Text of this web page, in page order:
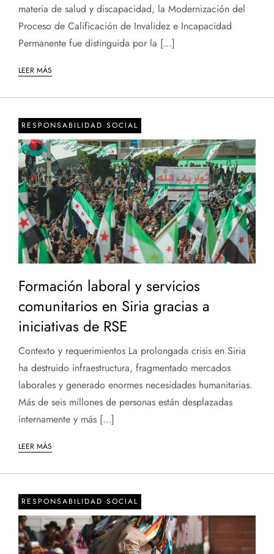
materia de salud y discapacidad, la Modernización del
Proceso de Calificación de Invalidez e Incapacidad
Permanente fue distinguida por la […]
LEER MÁS
RESPONSABILIDAD SOCIAL
Formación laboral y servicios
comunitarios en Siria gracias a
iniciativas de RSE
Contexto y requerimientos La prolongada crisis en Siria
ha destruido infraestructura, fragmentado mercados
laborales y generado enormes necesidades humanitarias.
Más de seis millones de personas están desplazadas
internamente y más […]
LEER MÁS
RESPONSABILIDAD SOCIAL